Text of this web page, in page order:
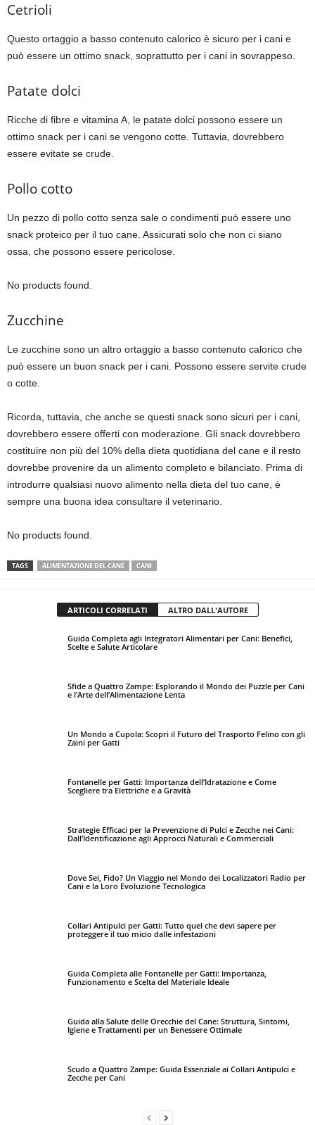
Cetrioli
Questo ortaggio a basso contenuto calorico è sicuro per i cani e
può essere un ottimo snack, soprattutto per i cani in sovrappeso.
Patate dolci
Ricche di fibre e vitamina A, le patate dolci possono essere un
ottimo snack per i cani se vengono cotte. Tuttavia, dovrebbero
essere evitate se crude.
Pollo cotto
Un pezzo di pollo cotto senza sale o condimenti può essere uno
snack proteico per il tuo cane. Assicurati solo che non ci siano
ossa, che possono essere pericolose.
No products found.
Zucchine
Le zucchine sono un altro ortaggio a basso contenuto calorico che
può essere un buon snack per i cani. Possono essere servite crude
o cotte.
Ricorda, tuttavia, che anche se questi snack sono sicuri per i cani,
dovrebbero essere offerti con moderazione. Gli snack dovrebbero
costituire non più del 10% della dieta quotidiana del cane e il resto
dovrebbe provenire da un alimento completo e bilanciato. Prima di
introdurre qualsiasi nuovo alimento nella dieta del tuo cane, è
sempre una buona idea consultare il veterinario.
No products found.
TAGS ALIMENTAZIONE DEL CANE CANI
ARTICOLI CORRELATI ALTRO DALL'AUTORE
Guida Completa agli Integratori Alimentari per Cani: Benefici,
Scelte e Salute Articolare
Sfide a Quattro Zampe: Esplorando il Mondo dei Puzzle per Cani
e l’Arte dell’Alimentazione Lenta
Un Mondo a Cupola: Scopri il Futuro del Trasporto Felino con gli
Zaini per Gatti
Fontanelle per Gatti: Importanza dell’Idratazione e Come
Scegliere tra Elettriche e a Gravità
Strategie Efficaci per la Prevenzione di Pulci e Zecche nei Cani:
Dall’Identificazione agli Approcci Naturali e Commerciali
Dove Sei, Fido? Un Viaggio nel Mondo dei Localizzatori Radio per
Cani e la Loro Evoluzione Tecnologica
Collari Antipulci per Gatti: Tutto quel che devi sapere per
proteggere il tuo micio dalle infestazioni
Guida Completa alle Fontanelle per Gatti: Importanza,
Funzionamento e Scelta del Materiale Ideale
Guida alla Salute delle Orecchie del Cane: Struttura, Sintomi,
Igiene e Trattamenti per un Benessere Ottimale
Scudo a Quattro Zampe: Guida Essenziale ai Collari Antipulci e
Zecche per Cani